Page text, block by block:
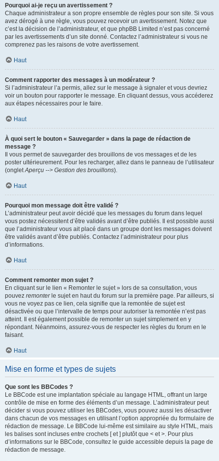
Pourquoi ai-je reçu un avertissement ?
Chaque administrateur a son propre ensemble de règles pour son site. Si vous
avez dérogé à une règle, vous pouvez recevoir un avertissement. Notez que
c’est la décision de l’administrateur, et que phpBB Limited n’est pas concerné
par les avertissements d’un site donné. Contactez l’administrateur si vous ne
comprenez pas les raisons de votre avertissement.
Haut
Comment rapporter des messages à un modérateur ?
Si l’administrateur l’a permis, allez sur le message à signaler et vous devriez
voir un bouton pour rapporter le message. En cliquant dessus, vous accéderez
aux étapes nécessaires pour le faire.
Haut
À quoi sert le bouton « Sauvegarder » dans la page de rédaction de
message ?
Il vous permet de sauvegarder des brouillons de vos messages et de les
poster ultérieurement. Pour les recharger, allez dans le panneau de l’utilisateur
(ongletAperçu --> Gestion des brouillons).
Haut
Pourquoi mon message doit être validé ?
L’administrateur peut avoir décidé que les messages du forum dans lequel
vous postez nécessitent d’être validés avant d’être publiés. Il est possible aussi
que l’administrateur vous ait placé dans un groupe dont les messages doivent
être validés avant d’être publiés. Contactez l’administrateur pour plus
d’informations.
Haut
Comment remonter mon sujet ?
En cliquant sur le lien « Remonter le sujet » lors de sa consultation, vous
pouvez remonterle sujet en haut du forum sur la première page. Par ailleurs, si
vous ne voyez pas ce lien, cela signifie que la remontée de sujet est
désactivée ou que l’intervalle de temps pour autoriser la remontée n’est pas
atteint. Il est également possible de remonter un sujet simplement en y
répondant. Néanmoins, assurez-vous de respecter les règles du forum en le
faisant.
Haut
Mise en forme et types de sujets
Que sont les BBCodes ?
Le BBCode est une implantation spéciale au langage HTML, offrant un large
contrôle de mise en forme des éléments d’un message. L’administrateur peut
décider si vous pouvez utiliser les BBCodes, vous pouvez aussi les désactiver
dans chacun de vos messages en utilisant l’option appropriée du formulaire de
rédaction de message. Le BBCode lui-même est similaire au style HTML, mais
les balises sont incluses entre crochets [ et ] plutôt que < et >. Pour plus
d’informations sur le BBCode, consultez le guide accessible depuis la page de
rédaction de message.